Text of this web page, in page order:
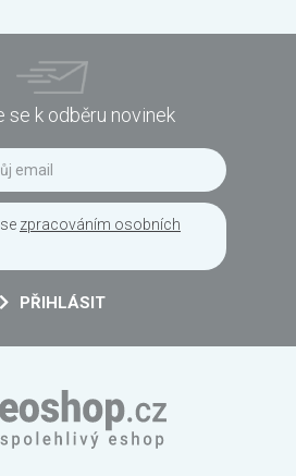
se k odběru novinek
zpracováním osobních
PŘIHLÁSIT